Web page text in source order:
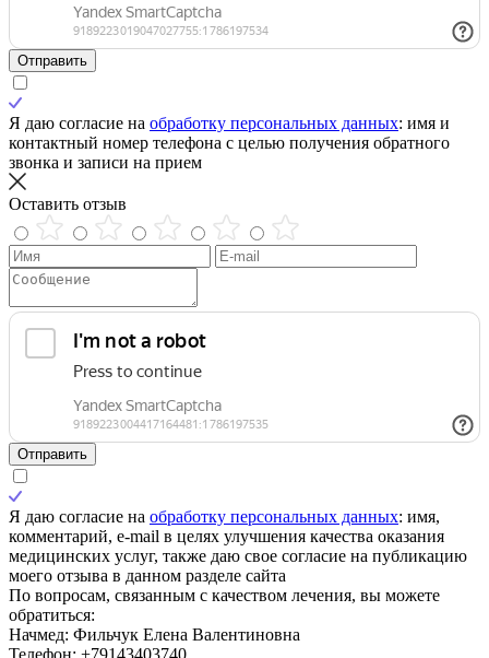
Отправить
Я даю согласие на обработку персональных данных: имя и
контактный номер телефона с целью получения обратного
звонка и записи на прием
Оставить отзыв
Отправить
Я даю согласие на обработку персональных данных: имя,
комментарий, e-mail в целях улучшения качества оказания
медицинских услуг, также даю свое согласие на публикацию
моего отзыва в данном разделе сайта
По вопросам, связанным с качеством лечения, вы можете
обратиться:
Начмед: Фильчук Елена Валентиновна
Телефон: +79143403740